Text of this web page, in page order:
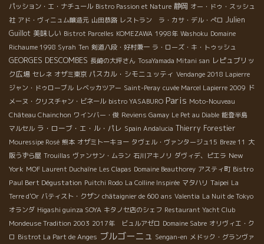
パッション・エ・ナチュール Bistro Passion et Nature 静岡 オー・ドゥ・スッシュ
社 アド・ヴィニュム醸造元 山田恭路 レストラン ラ・カサ・デル・ぺロ Julien
Guillot 美味しい Bistrot Parcelles KOMEZAWA 1998年 Washoku Domaine
Richaume 1998 Syrah Ten 剣道八段・好村兼一 ラ・ローズ・キ・トゥッシュ
GEORGES DESCOMBES 長崎の大坪さん TosaYamada Mitani san レピュブリッ
ク広場 セレネ オザミ東京 パスカル・シモニュッティ Vendange 2018 Lapierre
ジャン・ドゥローブル レベッカツアー Saint-Peray cuvée Marcel Lapierre 2009 ド
メーヌ・クリスチャン・ビネール bistro YASABURO Paris Moto-Nouveau
Château Chainchon ワインバー・俊 Reviens Gamay Le Pet au Diable 能登半島
マルセル ラ・ローブ・エ・ル・パレ Spain Andalucia Thierry Forestier
Mouressipe Rosé 熊本 オザミトーキョー タヴェル・ヴァンタージュ15 Breze 11 大
阪うずら屋 Trouillas ヴァンサン・ムラン 石川アキノリ ダヴィデ、ピエラ New
York MOF Laurent Duchaîne Les Clapas Domaine Beauthorey アスティ町 Bistro
Paul Bert Dégustation Puitchi Rodo La Colline Inspirée マタハリ Taipei La
Terre d'Or バティスト・クザン châtaignier de 600 ans Valentia La Nuit de Tokyo
オランダ Higashi guinza SOYA キタノセ店のシェフ Restaurant Yacht Club
Mondeuse Tradition 2003 2017年 ビュルアゼロ Domaine Sabre オリヴィエ・ク
ロ Bistrot La Part de Anges ブルゴーニュ Sengan-en メドック・グランヴァ